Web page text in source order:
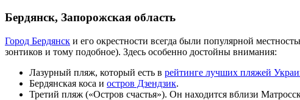
Бердянск, Запорожская область
Город Бердянск и его окрестности всегда были популярной
зонтиков и тому подобное). Здесь особенно достойны внимания:
Лазурный пляж, который есть в рейтинге лучших пляжей
Бердянская коса и остров Дзендзик.
Третий пляж («Остров счастья»). Он находится вблизи